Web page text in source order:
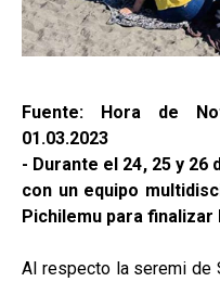
Fuente: Hora de
01.03.2023
- Durante el 24, 25 y
con un equipo
Pichilemu para finalizar
Al respecto la seremi de